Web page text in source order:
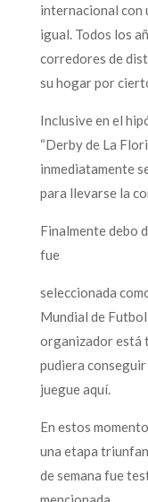
internacional con
igual. Todos los
corredores de
su hogar por
Inclusive en el
“Derby de La
inmediatamente
para llevarse la
Finalmente debo
fue
seleccionada
Mundial de
organizador está
pudiera
juegue aquí.
En estos
una etapa
de semana fue